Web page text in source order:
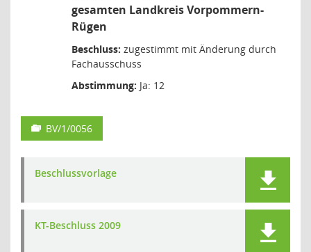
gesamten Landkreis Vorpommern-
Rügen
Beschluss: zugestimmt mit Änderung durch
Fachausschuss
Abstimmung: Ja: 12
BV/1/0056
Beschlussvorlage
KT-Beschluss 2009